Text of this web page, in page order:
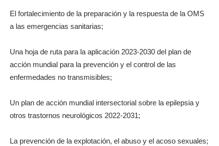
El fortalecimiento de la preparación y la respuesta de la OMS
a las emergencias sanitarias;
Una hoja de ruta para la aplicación 2023-2030 del plan de
acción mundial para la prevención y el control de las
enfermedades no transmisibles;
Un plan de acción mundial intersectorial sobre la epilepsia y
otros trastornos neurológicos 2022-2031;
La prevención de la explotación, el abuso y el acoso sexuales;